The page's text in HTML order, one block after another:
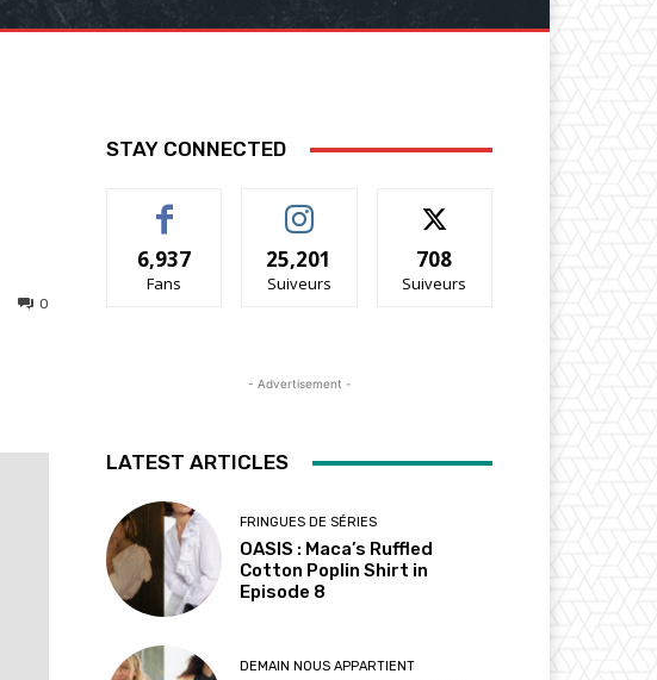
0
STAY CONNECTED
6,937
Fans
25,201
Suiveurs
708
Suiveurs
- Advertisement -
LATEST ARTICLES
FRINGUES DE SÉRIES
OASIS : Maca’s Ruffled
Cotton Poplin Shirt in
Episode 8
DEMAIN NOUS APPARTIENT